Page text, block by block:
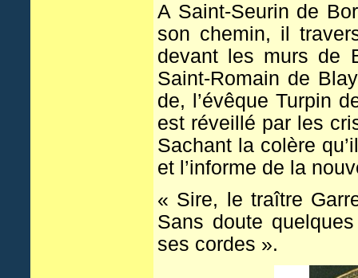
A Saint-Seurin de
son chemin, il
devant les murs de
Saint-Romain de
de, l’évêque Turpin
est réveillé par les
Sachant la colère
et l’informe de la
« Sire, le traître
Sans doute
ses cordes ».